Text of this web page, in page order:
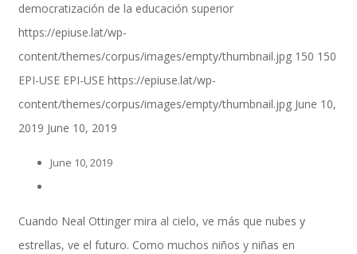
SAP S/4 HANA
EPI-US4HANA
Implementación SAP SuccessFactors
democratización de la educación superior
https://epiuse.lat/wp-
content/themes/corpus/images/empty/thumbnail.jpg 150 150
EPI-USE EPI-USE https://epiuse.lat/wp-
content/themes/corpus/images/empty/thumbnail.jpg June 10,
2019 June 10, 2019
June 10, 2019
Cuando Neal Ottinger mira al cielo, ve más que nubes y
estrellas, ve el futuro. Como muchos niños y niñas en